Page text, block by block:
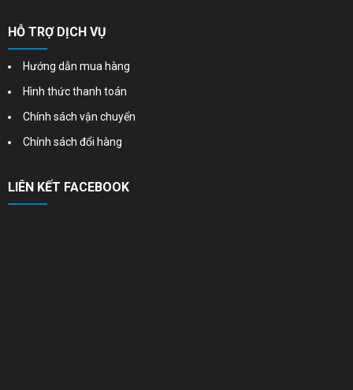
HỖ TRỢ DỊCH VỤ
Hướng dẫn mua hàng
Hình thức thanh toán
Chính sách vận chuyển
Chính sách đổi hàng
LIÊN KẾT FACEBOOK